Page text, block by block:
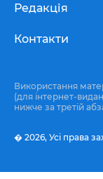
Редакція
Контакти
Використання
(для інтернет-
нижче за третій
� 2026, Усі права